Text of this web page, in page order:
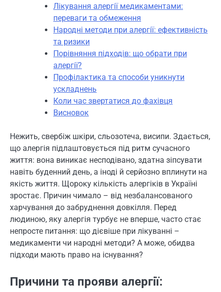
Лікування алергії медикаментами:
переваги та обмеження
Народні методи при алергії: ефективність
та ризики
Порівняння підходів: що обрати при
алергії?
Профілактика та способи уникнути
ускладнень
Коли час звертатися до фахівця
Висновок
Нежить, свербіж шкіри, сльозотеча, висипи. Здається,
що алергія підлаштовується під ритм сучасного
життя: вона виникає несподівано, здатна зіпсувати
навіть буденний день, а іноді й серйозно вплинути на
якість життя. Щороку кількість алергіків в Україні
зростає. Причин чимало – від незбалансованого
харчування до забруднення довкілля. Перед
людиною, яку алергія турбує не вперше, часто стає
непросте питання: що дієвіше при лікуванні –
медикаменти чи народні методи? А може, обидва
підходи мають право на існування?
Причини та прояви алергії: